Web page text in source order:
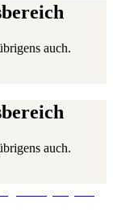
auch.
auch.